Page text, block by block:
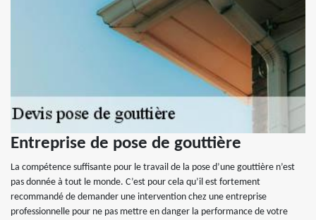
Entreprise de pose de gouttière
La compétence suffisante pour le travail de la pose d’une gouttière n’est
pas donnée à tout le monde. C’est pour cela qu’il est fortement
recommandé de demander une intervention chez une entreprise
professionnelle pour ne pas mettre en danger la performance de votre